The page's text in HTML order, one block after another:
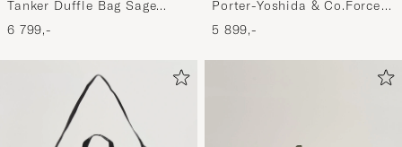
Tanker Duffle Bag Sage
Green
6 799,-
Porter-Yoshida & Co.Force
3Way BriefcaseNavy
5 899,-